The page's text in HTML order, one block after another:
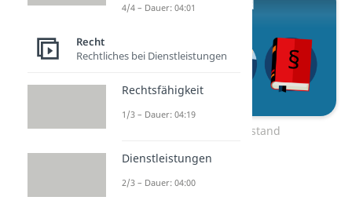
Zum Video: Tatbestand
4/4 – Dauer: 04:01
Recht
Rechtliches bei Dienstleistungen
Rechtsfähigkeit
1/3 – Dauer: 04:19
Dienstleistungen
2/3 – Dauer: 04:00